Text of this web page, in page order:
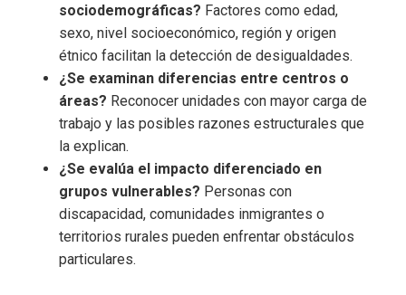
sociodemográficas? Factores como edad,
sexo, nivel socioeconómico, región y origen
étnico facilitan la detección de desigualdades.
¿Se examinan diferencias entre centros o
áreas? Reconocer unidades con mayor carga de
trabajo y las posibles razones estructurales que
la explican.
¿Se evalúa el impacto diferenciado en
grupos vulnerables? Personas con
discapacidad, comunidades inmigrantes o
territorios rurales pueden enfrentar obstáculos
particulares.